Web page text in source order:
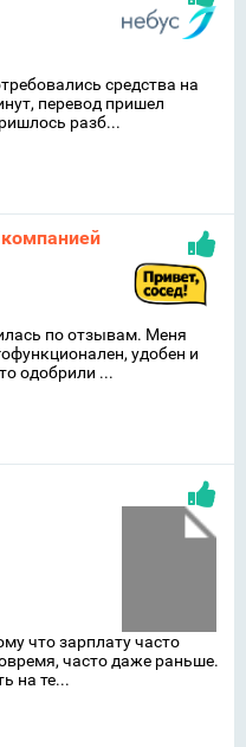
средства на
перевод пришел
разб...
по отзывам. Меня
удобен и
одобрили ...
что зарплату часто
часто даже раньше.
на те...